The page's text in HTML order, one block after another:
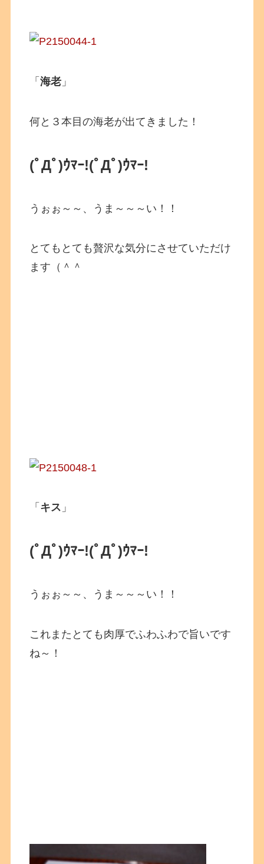
「海老 」
何と３本目の海老が出てきました！
(ﾟДﾟ)ｳﾏｰ!(ﾟДﾟ)ｳﾏｰ!
うぉぉ～～、うま～～～い！！
とてもとても贅沢な気分にさせていただけ
ます（＾＾
「 キス 」
(ﾟДﾟ)ｳﾏｰ!(ﾟДﾟ)ｳﾏｰ!
うぉぉ～～、うま～～～い！！
これまたとても肉厚でふわふわで旨いです
ね～！